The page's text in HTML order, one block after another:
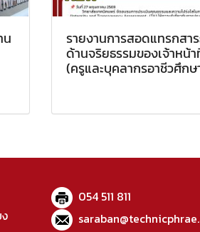
น รายงานการสอดแทรกสาร
ด้านจริยธรรมของเจ้าหน้
(ครูและบุคลากรอาชีวศึกษ
054 511 811